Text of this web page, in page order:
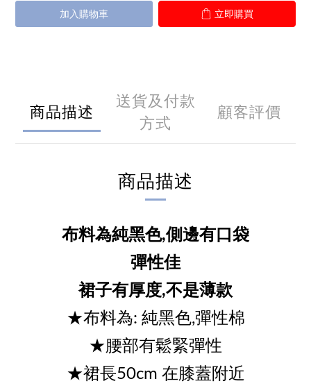
加入購物車 立即購買
商品描述
送貨及付款
方式
顧客評價
商品描述
布料為純黑色,側邊有口袋
彈性佳
裙子有厚度,不是薄款
★布料為: 純黑色,彈性棉
★腰部有鬆緊彈性
★裙長50cm 在膝蓋附近